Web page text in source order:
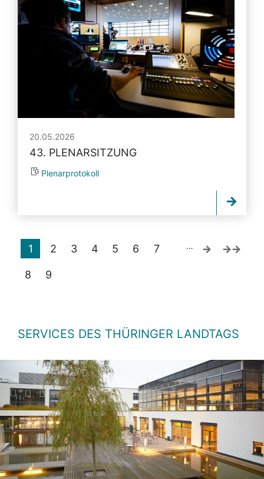
20.05.2026
43. PLENARSITZUNG
Plenarprotokoll
1 2 3 4 5 6 7
8 9
…
SERVICES DES THÜRINGER LANDTAGS